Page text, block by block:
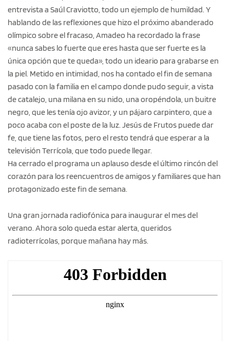
entrevista a Saúl Craviotto, todo un ejemplo de humildad. Y
hablando de las reflexiones que hizo el próximo abanderado
olímpico sobre el fracaso, Amadeo ha recordado la frase
«nunca sabes lo fuerte que eres hasta que ser fuerte es la
única opción que te queda», todo un ideario para grabarse en
la piel. Metido en intimidad, nos ha contado el fin de semana
pasado con la familia en el campo donde pudo seguir, a vista
de catalejo, una milana en su nido, una oropéndola, un buitre
negro, que les tenía ojo avizor, y un pájaro carpintero, que a
poco acaba con el poste de la luz. Jesús de Frutos puede dar
fe, que tiene las fotos, pero el resto tendrá que esperar a la
televisión Terrícola, que todo puede llegar.
Ha cerrado el programa un aplauso desde el último rincón del
corazón para los reencuentros de amigos y familiares que han
protagonizado este fin de semana.
Una gran jornada radiofónica para inaugurar el mes del
verano. Ahora solo queda estar alerta, queridos
radioterrícolas, porque mañana hay más.